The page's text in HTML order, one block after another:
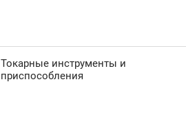
Токарные инструменты и
приспособления